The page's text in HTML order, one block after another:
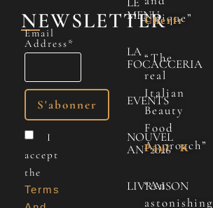
NEWSLETTER
Email
Address*
I
accept
the
Terms
MENU
LA
FOCACCERIA
EVENTS
NOUVEL
AN 2026
LIVRAISON
Unique”
Cherfr
“The
real
Italian
Beauty
Food
Approach”
Paul K
“An
astonishing